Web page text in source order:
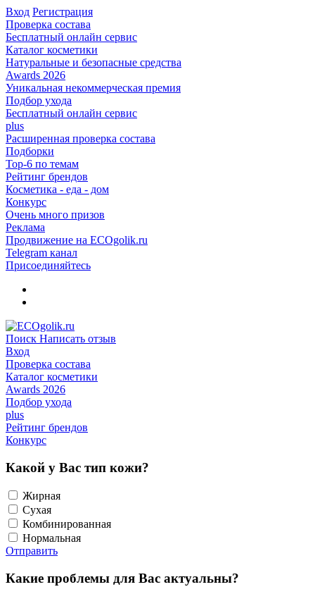
Вход Регистрация
Проверка состава
Бесплатный онлайн сервис
Каталог косметики
Натуральные и безопасные средства
Awards 2026
Уникальная некоммерческая премия
Подбор ухода
Бесплатный онлайн сервис
plus
Расширенная проверка состава
Подборки
Top-6 по темам
Рейтинг брендов
Косметика - еда - дом
Конкурс
Очень много призов
Реклама
Продвижение на ECOgolik.ru
Telegram канал
Присоединяйтесь
Поиск Написать отзыв
Вход
Проверка состава
Каталог косметики
Awards 2026
Подбор ухода
plus
Рейтинг брендов
Конкурс
Какой у Вас тип кожи?
Жирная
Сухая
Комбинированная
Нормальная
Отправить
Какие проблемы для Вас актуальны?